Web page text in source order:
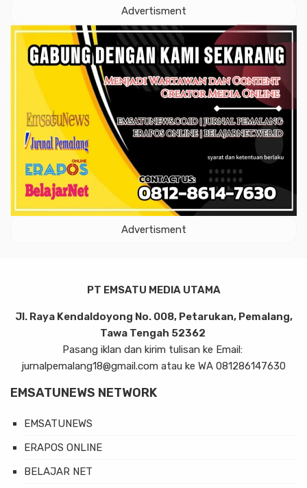
Advertisment
Advertisment
PT EMSATU MEDIA UTAMA
Jl. Raya Kendaldoyong No. 008, Petarukan, Pemalang,
Tawa Tengah 52362
Pasang iklan dan kirim tulisan ke Email:
jurnalpemalang18@gmail.com atau ke WA 081286147630
EMSATUNEWS NETWORK
EMSATUNEWS
ERAPOS ONLINE
BELAJAR NET